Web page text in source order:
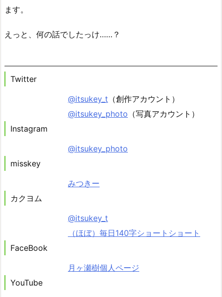
ます。
えっと、何の話でしたっけ……？
Twitter
@itsukey_t （創作アカウント）
@itsukey_photo （写真アカウント）
Instagram
@itsukey_photo
misskey
みつきー
カクヨム
@itsukey_t
（ほぼ）毎日140字ショートショート
FaceBook
月ヶ瀬樹個人ページ
YouTube